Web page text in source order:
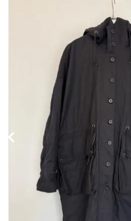
新規会員登録
NEWS
Guidelines
Carrefour